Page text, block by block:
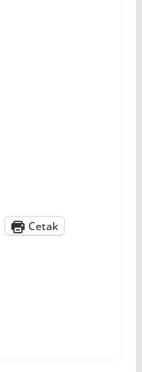
Cetak